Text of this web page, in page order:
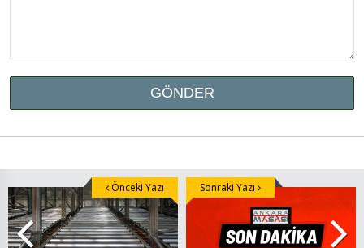
Önceki Yazı Sonraki Yazı